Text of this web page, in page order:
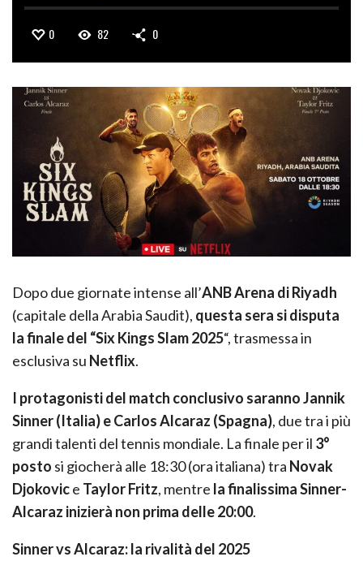
0 82 0
Dopo due giornate intense all’ANB Arena di Riyadh
(capitale della Arabia Saudit), questa sera si disputa
la finale del “Six Kings Slam 2025“, trasmessa in
esclusiva su Netflix.
I protagonisti del match conclusivo saranno Jannik
Sinner (Italia) e Carlos Alcaraz (Spagna), due tra i più
grandi talenti del tennis mondiale. La finale per il 3°
posto si giocherà alle 18:30 (ora italiana) tra Novak
Djokovice Taylor Fritz, mentre la finalissima Sinner-
Alcaraz inizierà non prima delle 20:00.
Sinner vs Alcaraz: la rivalità del 2025